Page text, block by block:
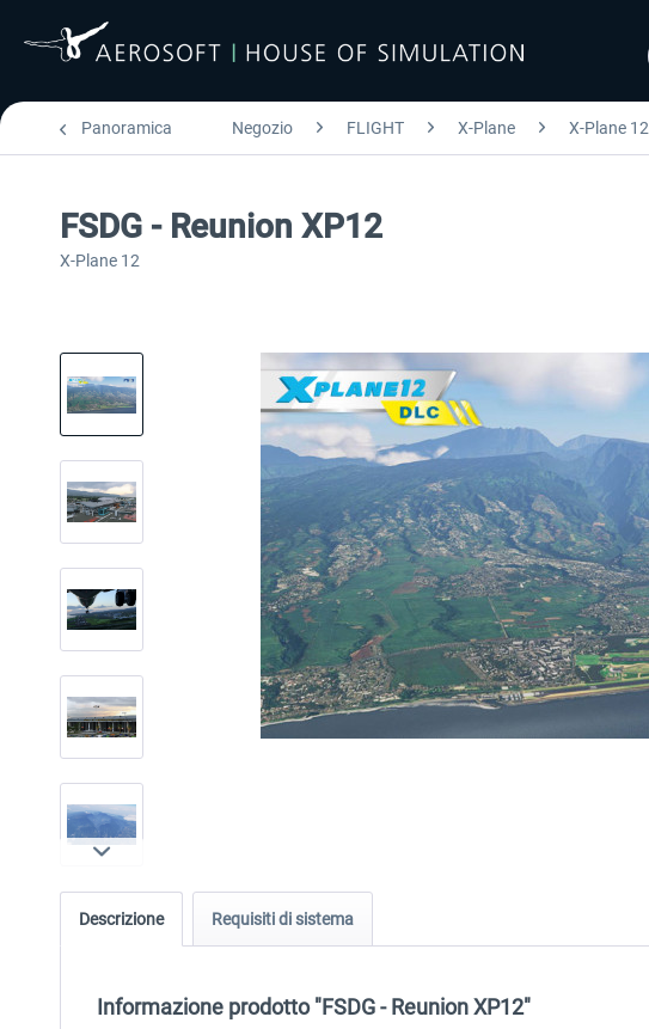
Panoramica Negozio FLIGHT X-Plane X-Plane 12
FSDG - Reunion XP12
X-Plane 12
Descrizione Requisiti di sistema
Informazione prodotto "FSDG - Reunion XP12"